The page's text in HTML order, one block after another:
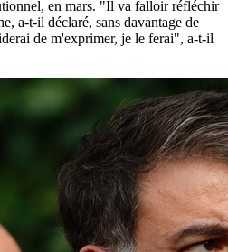
en mars. "Il va falloir réfléchir
a-t-il déclaré, sans davantage de
de m'exprimer, je le ferai", a-t-il